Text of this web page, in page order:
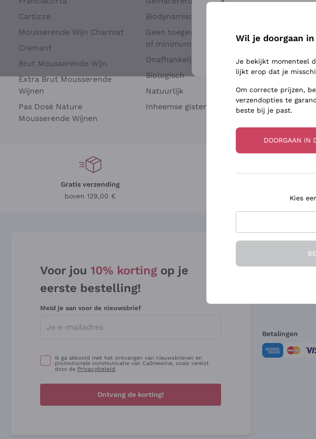
Cartizze
Mousserende Wijn Charmat
Cremant
Brut Mousserende Wijn
Extra Brut Mousserende
Wijnen
Pas Dosè Nature
Mousserende Wijnen
Biodynamisch
Geen toegevoegde sulfieten
of minimum
Onafhankelijke Wijnbouwers
Biologisch
Natuurlijk
Inheemse gisten
Argiolas
Ca' dei
Gratis verzending
boven 129,00 €
Voor jou 10% korting op je
eerste bestelling!
Meld je aan voor de nieuwsbrief
Ik ga akkoord met het ontvangen van nieuwsbrieven en
promotionele communicatie van Callmewine, zoals vereist
door de Privacybeleid
Ontvang de korting!
Over ons
Betalingen
Voor meer informatie, lees onze
Wil je doorgaan
Je bekijkt momenteel
lijkt erop dat je
Om correcte prijzen,
verzendopties te
beste bij je past.
DOORGAAN IN
Kies